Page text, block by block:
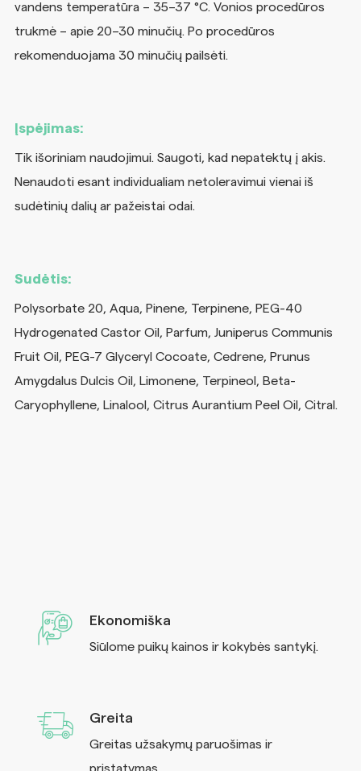
vandens temperatūra – 35–37 °C. Vonios procedūros
trukmė – apie 20–30 minučių. Po procedūros
rekomenduojama 30 minučių pailsėti.
Įspėjimas:
Tik išoriniam naudojimui. Saugoti, kad nepatektų į akis.
Nenaudoti esant individualiam netoleravimui vienai iš
sudėtinių dalių ar pažeistai odai.
Sudėtis:
Polysorbate 20, Aqua, Pinene, Terpinene, PEG-40
Hydrogenated Castor Oil, Parfum, Juniperus Communis
Fruit Oil, PEG-7 Glyceryl Cocoate, Cedrene, Prunus
Amygdalus Dulcis Oil, Limonene, Terpineol, Beta-
Caryophyllene, Linalool, Citrus Aurantium Peel Oil, Citral.
Ekonomiška
Siūlome puikų kainos ir kokybės santykį.
Greita
Greitas užsakymų paruošimas ir